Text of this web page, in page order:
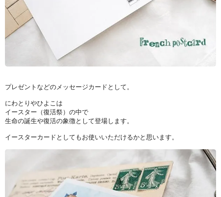
プレゼントなどのメッセージカードとして。
にわとりやひよこは
イースター（復活祭）の中で
生命の誕生や復活の象徴として登場します。
イースターカードとしてもお使いいただけるかと思います。